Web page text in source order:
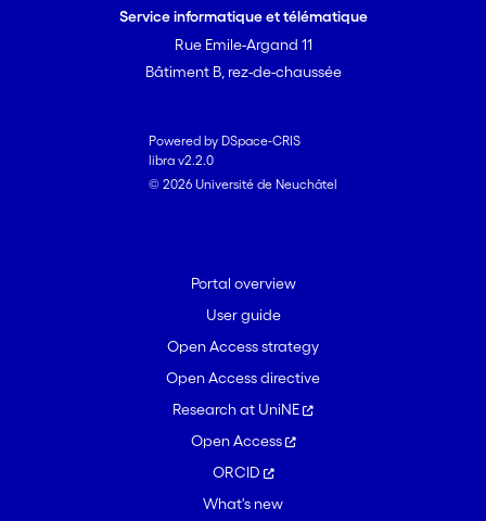
Service informatique et télématique
Rue Emile-Argand 11
Bâtiment B, rez-de-chaussée
Powered by DSpace-CRIS
libra v2.2.0
© 2026 Université de Neuchâtel
Portal overview
User guide
Open Access strategy
Open Access directive
Research at UniNE
Open Access
ORCID
What's new